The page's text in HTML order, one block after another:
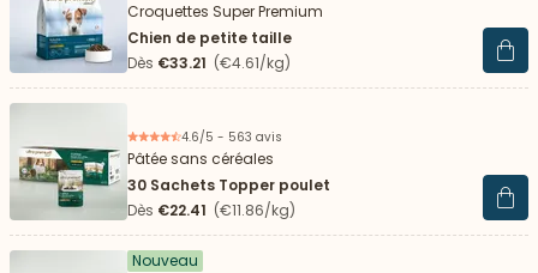
Croquettes Super Premium
Chien de petite taille
Dès €33.21 (€4.61/kg) Voir
4.6/5 - 563 avis
Pâtée sans céréales
30 Sachets Topper poulet
Dès €22.41 (€11.86/kg) Voir
Nouveau